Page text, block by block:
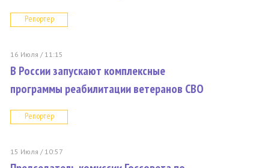
Репортер
16 Июля / 11:15
В России запускают комплексные
программы реабилитации ветеранов СВО
Репортер
15 Июля / 10:57